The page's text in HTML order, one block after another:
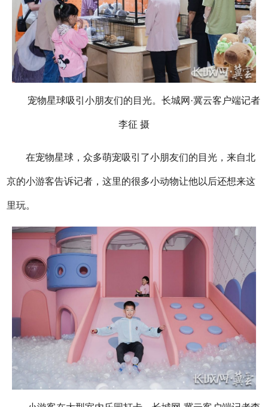
宠物星球吸引小朋友们的目光。长城网·冀云客户端记者
李征 摄
在宠物星球，众多萌宠吸引了小朋友们的目光，来自北
京的小游客告诉记者，这里的很多小动物让他以后还想来这
里玩。